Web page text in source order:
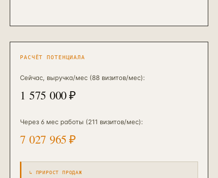
РАСЧЁТ ПОТЕНЦИАЛА
Сейчас, выручка/мес (88 визитов/мес):
1 575 000₽
Через 6 мес работы (211 визитов/мес):
7 027 965₽
↳ ПРИРОСТ ПРОДАЖ